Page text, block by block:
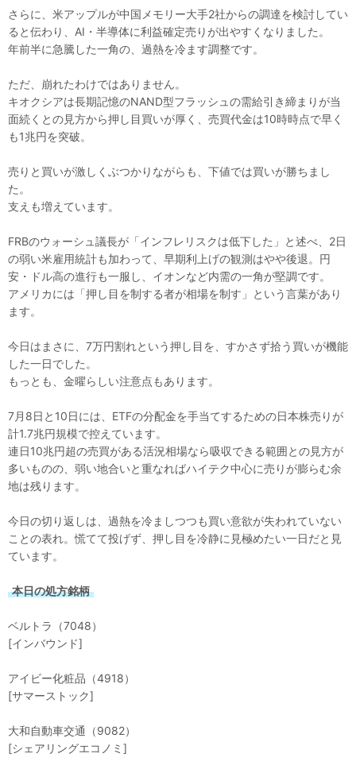
さらに、米アップルが中国メモリー大手2社からの調達を検討してい
ると伝わり、AI・半導体に利益確定売りが出やすくなりました。
年前半に急騰した一角の、過熱を冷ます調整です。
ただ、崩れたわけではありません。
キオクシアは長期記憶のNAND型フラッシュの需給引き締まりが当
面続くとの見方から押し目買いが厚く、売買代金は10時時点で早く
も1兆円を突破。
売りと買いが激しくぶつかりながらも、下値では買いが勝ちまし
た。
支えも増えています。
FRBのウォーシュ議長が「インフレリスクは低下した」と述べ、2日
の弱い米雇用統計も加わって、早期利上げの観測はやや後退。円
安・ドル高の進行も一服し、イオンなど内需の一角が堅調です。
アメリカには「押し目を制する者が相場を制す」という言葉があり
ます。
今日はまさに、7万円割れという押し目を、すかさず拾う買いが機能
した一日でした。
もっとも、金曜らしい注意点もあります。
7月8日と10日には、ETFの分配金を手当てするための日本株売りが
計1.7兆円規模で控えています。
連日10兆円超の売買がある活況相場なら吸収できる範囲との見方が
多いものの、弱い地合いと重なればハイテク中心に売りが膨らむ余
地は残ります。
今日の切り返しは、過熱を冷ましつつも買い意欲が失われていない
ことの表れ。慌てて投げず、押し目を冷静に見極めたい一日だと見
ています。
本日の処方銘柄
ベルトラ（7048）
[インバウンド]
アイビー化粧品（4918）
[サマーストック]
大和自動車交通（9082）
[シェアリングエコノミ]